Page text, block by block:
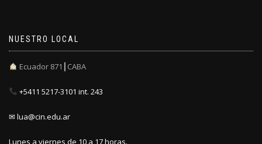
NUESTRO LOCAL
Ecuador 871┃CABA
+5411 5217-3101 int. 243
✉ lua@cin.edu.ar
Lunes a viernes de 10 a 17 horas.